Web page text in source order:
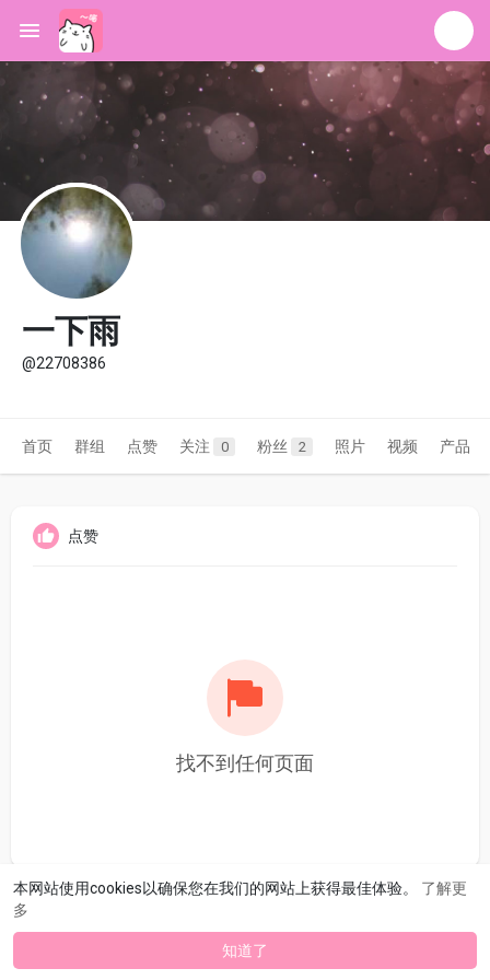
本网站使用cookies以确保您在我们的网站上获得最佳体验。 了解更
多
知道了
一下雨
@22708386
首页 群组 点赞 关注 0 粉丝 2 照片 视频 产品
点赞
找不到任何页面